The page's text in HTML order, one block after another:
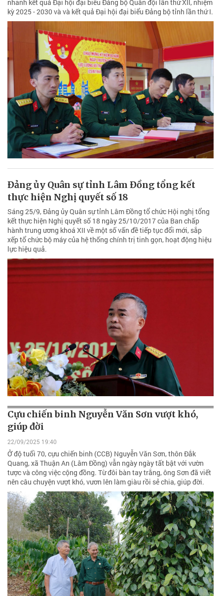
nhanh kết quả Đại hội đại biểu Đảng bộ Quân đội lần thứ XII, nhiệm
kỳ 2025 - 2030 và và kết quả Đại hội đại biểu Đảng bộ tỉnh lần thứ I.
Đảng ủy Quân sự tỉnh Lâm Đồng tổng kết
thực hiện Nghị quyết số 18
Sáng 25/9, Đảng ủy Quân sự tỉnh Lâm Đồng tổ chức Hội nghị tổng
kết thực hiện Nghị quyết số 18 ngày 25/10/2017 của Ban chấp
hành trung ương khoá XII về một số vấn đề tiếp tục đổi mới, sắp
xếp tổ chức bộ máy của hệ thống chính trị tinh gọn, hoạt động hiệu
lực hiệu quả.
Cựu chiến binh Nguyễn Văn Sơn vượt khó,
giúp đời
22/09/2025 19:40
Ở độ tuổi 70, cựu chiến binh (CCB) Nguyễn Văn Sơn, thôn Đắk
Quang, xã Thuận An (Lâm Đồng) vẫn ngày ngày tất bật với vườn
tược và công việc cộng đồng. Từ đôi bàn tay trắng, ông Sơn đã viết
nên câu chuyện vượt khó, vươn lên làm giàu rồi sẻ chia, giúp đời.